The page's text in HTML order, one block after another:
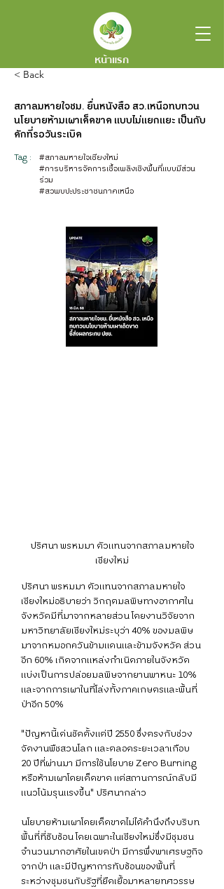
หน้าแรก
< Back
สภาลมหายใจชม. ยื่นหนังสือ สว.เหนือทบทวน
นโยบายห้ามเผาเด็ดขาด แบบไม่แยกแยะ เป็นกับ
ดักที่รอวันระเบิด
Tag :
#สภาลมหายใจเชียงใหม่
#การบริหารจัดการเชื้อเพลิงเชิงพื้นที่แบบมีส่วน
ร่วม
#สวพบปะประชาชนภาคเหนือ
ปริศนา พรหมมา ตัวแทนจากสภาลมหายใจ
เชียงใหม่
ปริศนา พรหมมา ตัวแทนจากสภาลมหายใจ
เชียงใหม่อธิบายว่า วิกฤตมลพิษทางอากาศใน
จังหวัดมีที่มาจากหลายส่วน โดยงานวิจัยจาก
มหาวิทยาลัยเชียงใหม่ระบุว่า 40% ของมลพิษ
มาจากหมอกควันข้ามแดนและข้ามจังหวัด ส่วน
อีก 60% เกิดจากแหล่งกำเนิดภายในจังหวัด
แบ่งเป็นการปล่อยมลพิษจากยานพาหนะ 10%
และจากการเผาในที่โล่งทั้งภาคเกษตรและพื้นที่
ป่าอีก 50%
"ปัญหานี้เด่นชัดตั้งแต่ปี 2550 ซึ่งตรงกับช่วง
จัดงานพืชสวนโลก และตลอดระยะเวลาเกือบ
20 ปีที่ผ่านมา มีการใช้นโยบาย Zero Burning
หรือห้ามเผาโดยเด็ดขาด แต่สถานการณ์กลับมี
แนวโน้มรุนแรงขึ้น" ปริศนากล่าว
นโยบายห้ามเผาโดยเด็ดขาดไม่ได้คำนึงถึงบริบท
พื้นที่ที่ซับซ้อน โดยเฉพาะในเชียงใหม่ซึ่งมีชุมชน
จำนวนมากอาศัยในเขตป่า มีการพึ่งพาเศรษฐกิจ
จากป่า และมีปัญหาการทับซ้อนของพื้นที่
ระหว่างชุมชนกับรัฐที่ยืดเยื้อมาหลายทศวรรษ